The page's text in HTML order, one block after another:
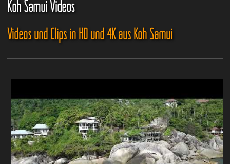
Koh Samui Videos
Videos und Clips in HD und 4K aus Koh Samui